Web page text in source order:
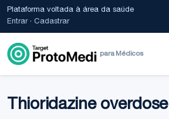
Plataforma voltada à área da saúde
Entrar· Cadastrar
para Médicos
Thioridazine overdose